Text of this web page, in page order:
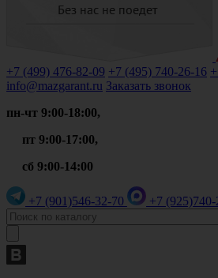
+7 (499) 476-82-09 +7 (495) 740-26-16
info@mazgarant.ru Заказать звонок
пн-чт 9:00-18:00,
пт 9:00-17:00,
сб 9:00-14:00
+7 (901)546-32-70 +7 (925)